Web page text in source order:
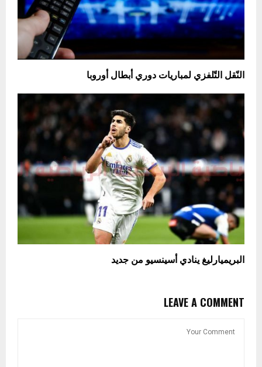
النّقل التّلفزي لمباريات دوري أبطال أوروبا
البريميارليغ ينادي أسينسيو من جديد
LEAVE A COMMENT